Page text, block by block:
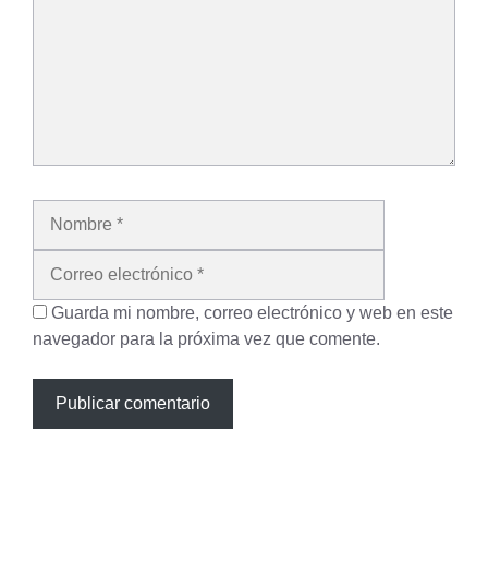
Guarda mi nombre, correo electrónico y web en este
navegador para la próxima vez que comente.